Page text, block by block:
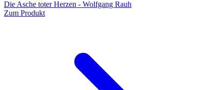
Die Asche toter Herzen - Wolfgang Rauh
Zum Produkt